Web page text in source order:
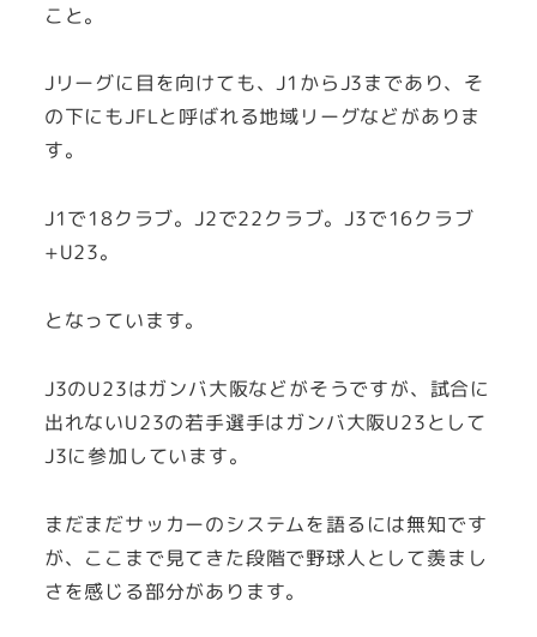
こと。
Jリーグに目を向けても、J1からJ3まであり、そ
の下にもJFLと呼ばれる地域リーグなどがありま
す。
J1で18クラブ。J2で22クラブ。J3で16クラブ
+U23。
となっています。
J3のU23はガンバ大阪などがそうですが、試合に
出れないU23の若手選手はガンバ大阪U23として
J3に参加しています。
まだまだサッカーのシステムを語るには無知です
が、ここまで見てきた段階で野球人として羨まし
さを感じる部分があります。